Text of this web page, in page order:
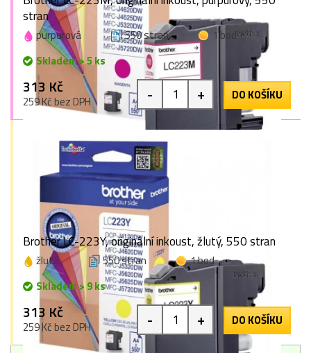
stran
purpurová 550 stran
1 bod
Skladem > 5 ks
313 Kč
259 Kč bez DPH - + DO KOŠÍKU
Brother LC-223Y, originální inkoust, žlutý, 550 stran
žlutá 550 stran
1 bod
Skladem > 9 ks
313 Kč
259 Kč bez DPH - + DO KOŠÍKU